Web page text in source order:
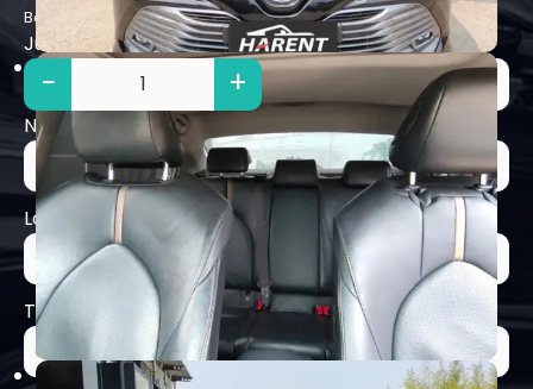
Booking sekarang via whatsapp, promo terbatas!
Jumlah Tanggal Sewa
Nama Penyewa:*
Lokasi Penjemputan:*
Trip Tujuan: